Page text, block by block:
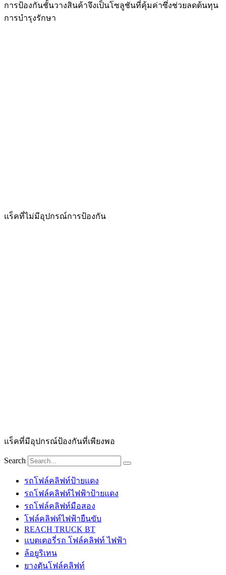
การป้องกันชั้นวางสินค้าจึงเป็นโซลูชันที่คุ้มค่าซึ่งช่วยลดต้นทุน
การบำรุงรักษา
แร็คที่ไม่มีอุปกรณ์การป้องกัน
แร็คที่มีอุปกรณ์ป้องกันที่เพียงพอ
Search
รถโฟล์คลิฟท์ป้ายแดง
รถโฟล์คลิฟท์ไฟฟ้าป้ายแดง
รถโฟล์คลิฟท์มือสอง
โฟล์คลิฟท์ไฟฟ้ายืนขับ
REACH TRUCK BT
แบตเตอรี่รถ โฟล์คลิฟท์ ไฟฟ้า
ล้อยูริเทน
ยางตันโฟล์คลิฟท์